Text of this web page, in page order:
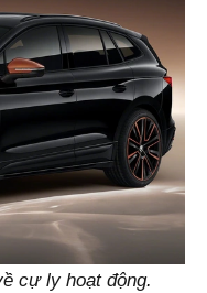
cự ly hoạt động.